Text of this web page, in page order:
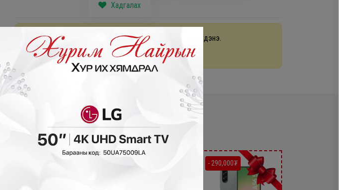
Хадгалах
Таны сонгосон бараа 48 цагийн дотор хүргэгдэнэ.
Хүргэлтийн бүс харах
- 290,000₮